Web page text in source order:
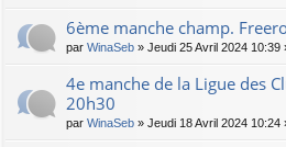
6ème manche champ.
par WinaSeb » Jeudi 25 Avril 2024 10:39
4e manche de la Ligue des
20h30
par WinaSeb » Jeudi 18 Avril 2024 10:24